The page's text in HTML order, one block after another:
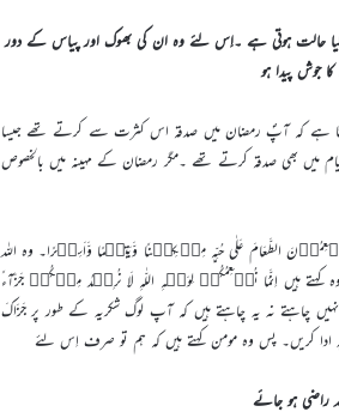
حالت ہوتی ہے ۔اِس لئے وہ ان کی بھوک اور پیاس کے دور
جوش پیدا ہو
آتا ہے کہ آپؐ رمضان میں صدقہ اس کثرت سے کرتے تھے جیسا
بھی صدقہ کرتے تھے ۔مگر رمضان کے مہینہ میں بالخصوص
الطَّعَامَ عَلٰی حُبِّہٖ مِسۡکِیۡنًا وَّیَتِیۡمًا وَّاَسِیۡرًا۔ وہ اللہ
وہ کہتے ہیں اِنَّمَا نُطۡعِمُکُمۡ لِوَجۡہِ اللّٰہِ لَا نُرِیۡدُ مِنۡکُمۡ جَزَآءً
چاہتے نہ یہ چاہتے ہیں کہ آپ لوگ شکریہ کے طور پر جَزَاکَ
ادا کریں۔ پس وہ مومن کہتے ہیں کہ ہم تو صرف اِس لئے
راضی ہو جائے